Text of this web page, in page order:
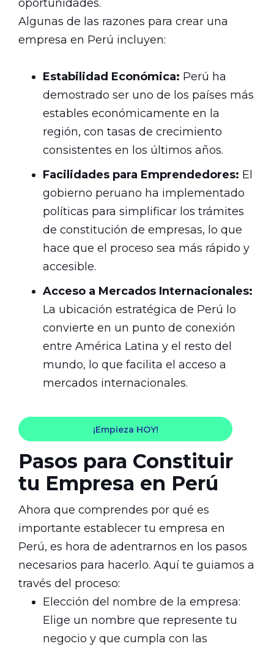
oportunidades.
Algunas de las razones para crear una
empresa en Perú incluyen:
Estabilidad Económica: Perú ha
demostrado ser uno de los países más
estables económicamente en la
región, con tasas de crecimiento
consistentes en los últimos años.
Facilidades para Emprendedores: El
gobierno peruano ha implementado
políticas para simplificar los trámites
de constitución de empresas, lo que
hace que el proceso sea más rápido y
accesible.
Acceso a Mercados Internacionales:
La ubicación estratégica de Perú lo
convierte en un punto de conexión
entre América Latina y el resto del
mundo, lo que facilita el acceso a
mercados internacionales.
¡Empieza HOY!
Pasos para Constituir
tu Empresa en Perú
Ahora que comprendes por qué es
importante establecer tu empresa en
Perú, es hora de adentrarnos en los pasos
necesarios para hacerlo. Aquí te guiamos a
través del proceso:
Elección del nombre de la empresa:
Elige un nombre que represente tu
negocio y que cumpla con las